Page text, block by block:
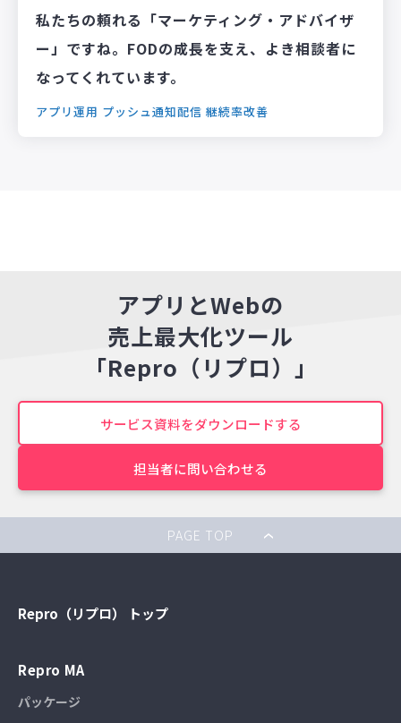
私たちの頼れる「マーケティング・アドバイザ
ー」ですね。FODの成長を支え、よき相談者に
なってくれています。
アプリ運用 プッシュ通知配信 継続率改善
アプリとWebの
売上最大化ツール
「Repro（リプロ）」
サービス資料をダウンロードする
担当者に問い合わせる
PAGE TOP
Repro（リプロ） トップ
Repro MA
パッケージ